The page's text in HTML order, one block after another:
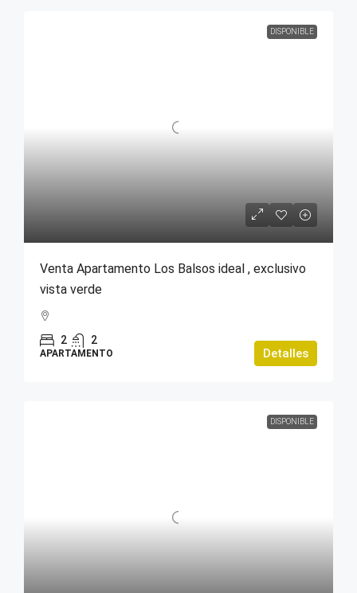
DISPONIBLE
Venta Apartamento Los Balsos ideal , exclusivo
vista verde
2 2
APARTAMENTO Detalles
DISPONIBLE